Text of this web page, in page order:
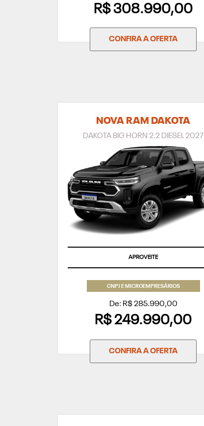
R$ 308.990,00
CONFIRA A OFERTA
NOVA RAM DAKOTA
DAKOTA BIG HORN 2.2 DIESEL 2027
APROVEITE
CNPJ E MICROEMPRESÁRIOS
De: R$ 285.990,00
R$ 249.990,00
CONFIRA A OFERTA